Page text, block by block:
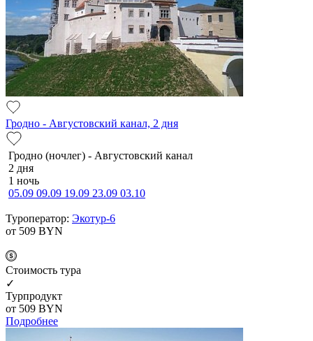
Гродно - Августовский канал, 2 дня
Гродно (ночлег) - Августовский канал
2 дня
1 ночь
05.09 09.09 19.09 23.09 03.10
Туроператор: Экотур-6
от 509 BYN
Cтоимость тура
✓
Турпродукт
от 509 BYN
Подробнее